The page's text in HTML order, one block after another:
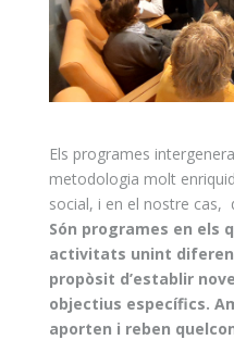
Els programes
metodologia molt
social, i en el nostre cas,
Són programes en els
activitats unint
propòsit d’establir
objectius específics.
aporten i reben